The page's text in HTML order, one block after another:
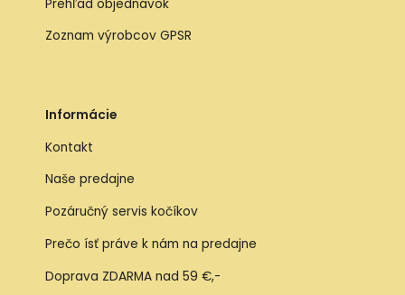
Prehľad objednávok
Zoznam výrobcov GPSR
Informácie
Kontakt
Naše predajne
Pozáručný servis kočíkov
Prečo ísť práve k nám na predajne
Doprava ZDARMA nad 59 €,-